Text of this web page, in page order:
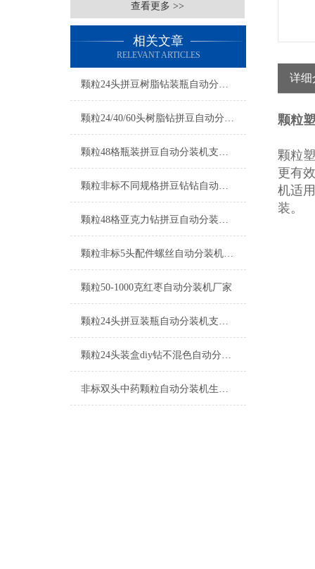
查看更多 >>
相关文章
RELEVANT ARTICLES
颗粒24头拼豆树脂钻装瓶自动分装机厂家
颗粒24/40/60头树脂钻拼豆自动分装机厂家
颗粒48格瓶装拼豆自动分装机支持定制
颗粒非标不同规格拼豆钻钻自动分装机厂家
颗粒48格亚克力钻拼豆自动分装机厂家
颗粒非标5头配件螺丝自动分装机厂家
颗粒50-1000克红枣自动分装机厂家
颗粒24头拼豆装瓶自动分装机支持定制
颗粒24头装盒diy钻不混色自动分装机工厂生产
非标双头中药颗粒自动分装机生产厂家
详细
颗粒
颗粒
更有
机适
装。